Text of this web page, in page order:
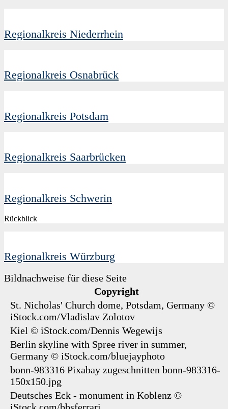
Regionalkreis Niederrhein
Regionalkreis Osnabrück
Regionalkreis Potsdam
Regionalkreis Saarbrücken
Regionalkreis Schwerin
Rückblick
Regionalkreis Würzburg
Bildnachweise für diese Seite
Copyright
St. Nicholas' Church dome, Potsdam, Germany ©
iStock.com/Vladislav Zolotov
Kiel © iStock.com/Dennis Wegewijs
Berlin skyline with Spree river in summer,
Germany © iStock.com/bluejayphoto
bonn-983316 Pixabay zugeschnitten bonn-983316-
150x150.jpg
Deutsches Eck - monument in Koblenz ©